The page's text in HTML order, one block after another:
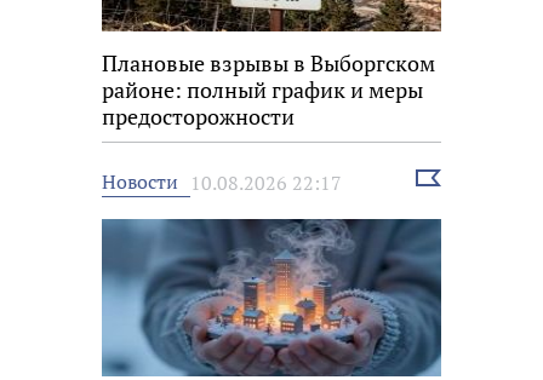
Плановые взрывы в Выборгском
районе: полный график и меры
предосторожности
Новости 10.08.2026 22:17
Выбрать